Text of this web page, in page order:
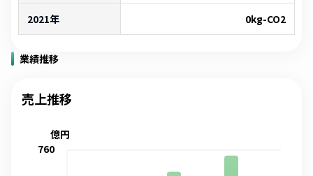
2021年 0kg-CO2
業績推移
売上推移
760
億円